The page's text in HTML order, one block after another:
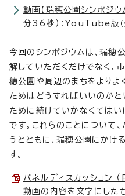
動画【瑞穂公園シンポジウ
分36秒）：YouTube版
今回のシンポジウムは、瑞穂
解していただくだけでなく、
穂公園や周辺のまちをよりよ
ためはどうすればいいのかと
ために続けていかなくてはい
です。これらのことについて
うとともに、瑞穂公園にかけ
す。
パネルディスカッション
動画の内容を文字にしたも